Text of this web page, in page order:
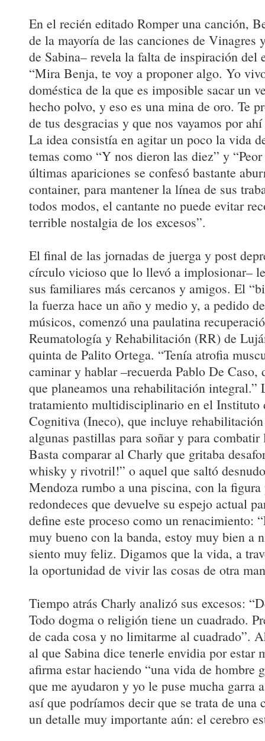
En el recién editado Romper una canción,
de la mayoría de las canciones de Vinagres
de Sabina– revela la falta de inspiración del
“Mira Benja, te voy a proponer algo. Yo
doméstica de la que es imposible sacar un
hecho polvo, y eso es una mina de oro. Te
de tus desgracias y que nos vayamos por
La idea consistía en agitar un poco la vida
temas como “Y nos dieron las diez” y
últimas apariciones se confesó bastante
container, para mantener la línea de sus
todos modos, el cantante no puede evitar
terrible nostalgia de los excesos”.
El final de las jornadas de juerga y post
círculo vicioso que lo llevó a implosionar–
sus familiares más cercanos y amigos. El
la fuerza hace un año y medio y, a pedido
músicos, comenzó una paulatina
Reumatología y Rehabilitación (RR) de
quinta de Palito Ortega. “Tenía atrofia
caminar y hablar –recuerda Pablo De
que planeamos una rehabilitación integral.”
tratamiento multidisciplinario en el Instituto
Cognitiva (Ineco), que incluye
algunas pastillas para soñar y para
Basta comparar al Charly que gritaba
whisky y rivotril!” o aquel que saltó
Mendoza rumbo a una piscina, con la
redondeces que devuelve su espejo actual
define este proceso como un renacimiento:
muy bueno con la banda, estoy muy bien a
siento muy feliz. Digamos que la vida, a
la oportunidad de vivir las cosas de otra
Tiempo atrás Charly analizó sus excesos:
Todo dogma o religión tiene un cuadrado.
de cada cosa y no limitarme al cuadrado”.
al que Sabina dice tenerle envidia por estar
afirma estar haciendo “una vida de hombre
que me ayudaron y yo le puse mucha garra
así que podríamos decir que se trata de una
un detalle muy importante aún: el cerebro